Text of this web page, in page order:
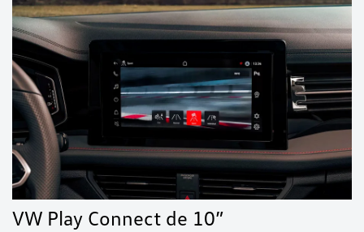
VW Play Connect de 10”